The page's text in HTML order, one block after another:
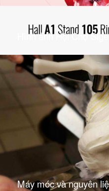
Hình ảnh Hội Chợ
Máy móc và nguyên